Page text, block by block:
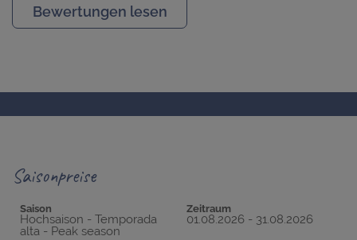
Bewertungen lesen
Saisonpreise
Saison
Hochsaison - Temporada
alta - Peak season
Zeitraum
01.08.2026 - 31.08.2026